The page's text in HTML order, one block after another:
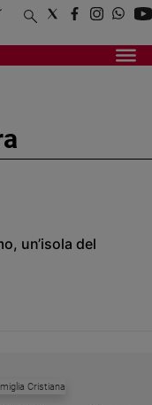
un’isola del